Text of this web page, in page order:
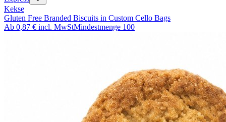
Kekse
Gluten Free Branded Biscuits in Custom Cello Bags
Ab 0,87 € incl. MwStMindestmenge 100